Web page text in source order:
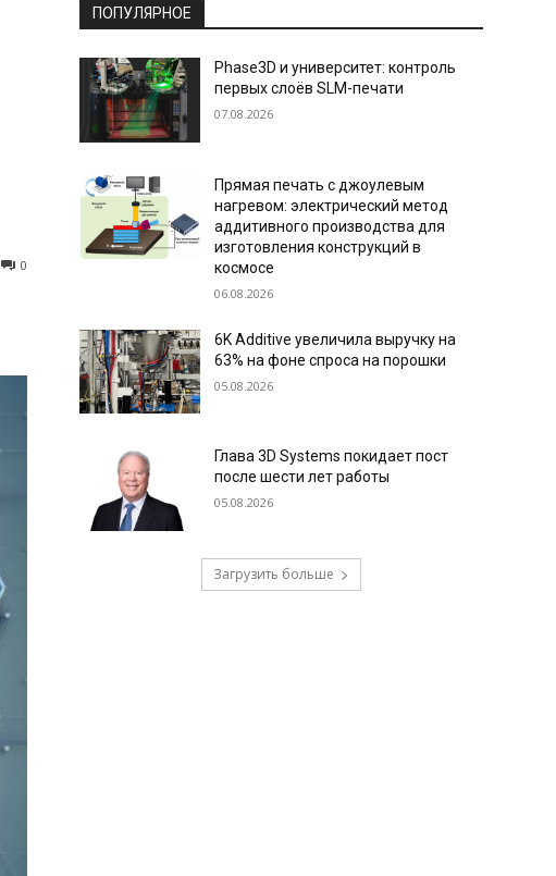
0
ПОПУЛЯРНОЕ
Phase3D и университет: контроль
первых слоёв SLM-печати
07.08.2026
Прямая печать с джоулевым
нагревом: электрический метод
аддитивного производства для
изготовления конструкций в
космосе
06.08.2026
6K Additive увеличила выручку на
63% на фоне спроса на порошки
05.08.2026
Глава 3D Systems покидает пост
после шести лет работы
05.08.2026
Загрузить больше